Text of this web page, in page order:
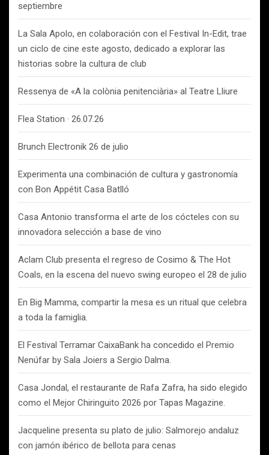
septiembre
La Sala Apolo, en colaboración con el Festival In-Edit, trae
un ciclo de cine este agosto, dedicado a explorar las
historias sobre la cultura de club
Ressenya de «A la colònia penitenciària» al Teatre Lliure
Flea Station · 26.07.26
Brunch Electronik 26 de julio
Experimenta una combinación de cultura y gastronomía
con Bon Appétit Casa Batlló
Casa Antonio transforma el arte de los cócteles con su
innovadora selección a base de vino
Aclam Club presenta el regreso de Cosimo & The Hot
Coals, en la escena del nuevo swing europeo el 28 de julio
En Big Mamma, compartir la mesa es un ritual que celebra
a toda la famiglia.
El Festival Terramar CaixaBank ha concedido el Premio
Nenúfar by Sala Joiers a Sergio Dalma.
Casa Jondal, el restaurante de Rafa Zafra, ha sido elegido
como el Mejor Chiringuito 2026 por Tapas Magazine.
Jacqueline presenta su plato de julio: Salmorejo andaluz
con jamón ibérico de bellota para cenas